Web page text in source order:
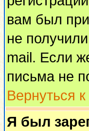
вам был
не
mail. Если
письма не
Вернуться
Я был